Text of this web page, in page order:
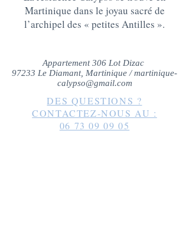
Martinique dans le joyau sacré de
l’archipel des « petites Antilles ».
Appartement 306 Lot Dizac
97233 Le Diamant, Martinique /martinique-
calypso@gmail.com
DES QUESTIONS ?
CONTACTEZ-NOUS AU :
06 73 09 09 05